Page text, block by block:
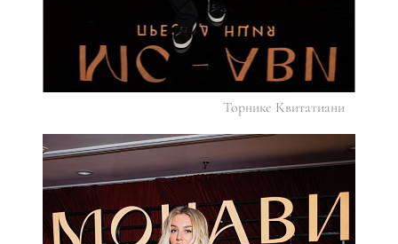
Торнике Квитатиани